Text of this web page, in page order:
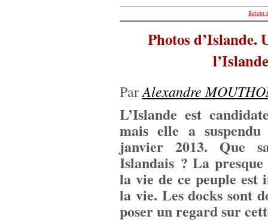
Retour
Photos d’Islande.
ParAlexandre
L’Islande est
mais elle a suspendu
janvier 2013. Que
Islandais ? La
la vie de ce peuple est
la vie. Les docks sont
poser un regard sur